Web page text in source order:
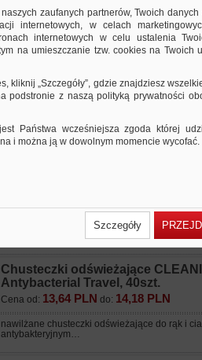
nawilżane chusteczki odświeżające Cleanic
Antybacterial, 24szt.
Cena od: 4,97 PLNdo: 4,97 PLN
nawilżane chusteczki odświeżające do rąk i
antybakteryjnym…
nawilżane chusteczki odświeżające do rąk i
Chusteczki odświeżające
Antybacterial Travel, 40szt.
Cena od: 13,64 PLN do: 14,18 PLN
nawilżane chusteczki odświeżające do rąk i
antybakteryjnym…
zaufanych partnerów, Twoich danych
internetowych, w celach
internetowych w celu ustalenia
na umieszczanie tzw. cookies na Twoich
kliknij „Szczegóły”, gdzie znajdziesz
podstronie z naszą polityką prywatności
Państwa wcześniejsza zgoda której
i można ją w dowolnym momencie wycofać.
Szczegóły